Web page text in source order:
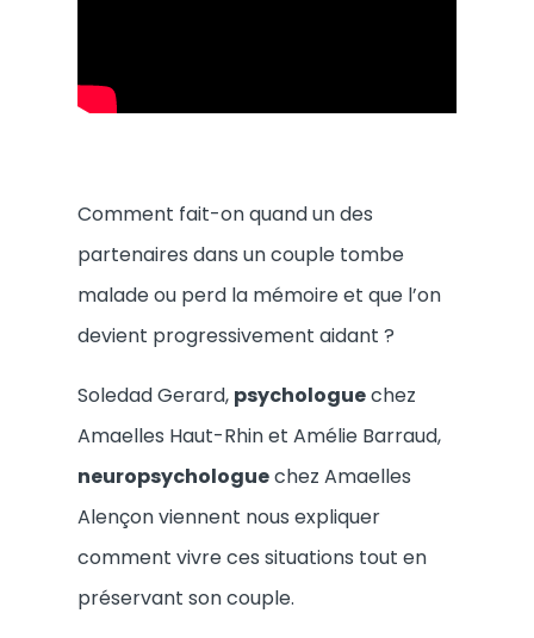
Comment fait-on quand un des
partenaires dans un couple tombe
malade ou perd la mémoire et que l’on
devient progressivement aidant ?
Soledad Gerard, psychologuechez
Amaelles Haut-Rhin et Amélie Barraud,
neuropsychologuechez Amaelles
Alençon viennent nous expliquer
comment vivre ces situations tout en
préservant son couple.